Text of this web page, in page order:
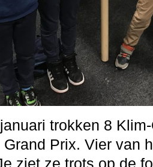
trokken 8
Prix. Vier van
ziet ze trots op de